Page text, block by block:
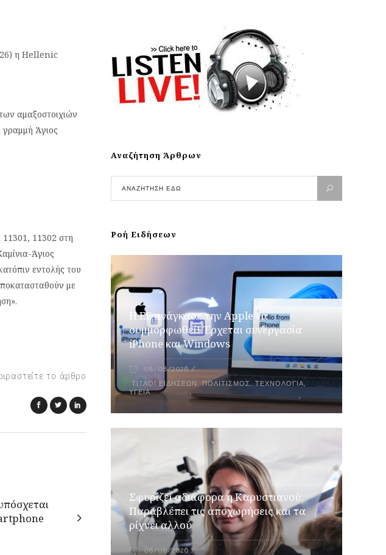
η Hellenic
αμαξοστοιχιών
Άγιος
11302 στη
Άγιος
εντολής του
με
το άρθρο
Αναζήτηση Άρθρων
Ροή Ειδήσεων
H ΕΕ ανάγκασε την Apple να
συμμορφωθεί! Έρχεται συνεργασία
iPhone και Windows
08/08/2026
ΤΊΤΛΟΙ ΕΙΔΉΣΕΩΝ ,ΠΟΛΙΤΙΣΜΌΣ,ΤΕΧΝΟΛΟΓΊΑ,
ΥΓΕΊΑ
Σφυρίζει αδιάφορα η Καρυστιανού:
Παραβλέπει τις αποχωρήσεις και τα
ρίχνει αλλού
08/08/2026